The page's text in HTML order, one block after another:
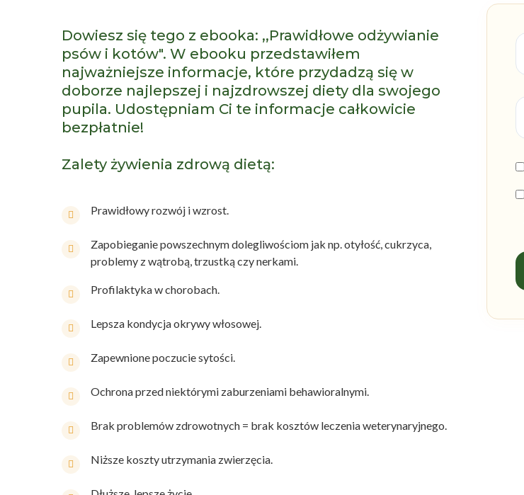
Dowiesz się tego z ebooka: ,,Prawidłowe odżywianie
psów i kotów". W ebooku przedstawiłem
najważniejsze informacje, które przydadzą się w
doborze najlepszej i najzdrowszej diety dla swojego
pupila. Udostępniam Ci te informacje całkowicie
bezpłatnie!
Zalety żywienia zdrową dietą:
Prawidłowy rozwój i wzrost.
Zapobieganie powszechnym dolegliwościom jak np. otyłość, cukrzyca,
problemy z wątrobą, trzustką czy nerkami.
Profilaktyka w chorobach.
Lepsza kondycja okrywy włosowej.
Zapewnione poczucie sytości.
Ochrona przed niektórymi zaburzeniami behawioralnymi.
Brak problemów zdrowotnych = brak kosztów leczenia weterynaryjnego.
Niższe koszty utrzymania zwierzęcia.